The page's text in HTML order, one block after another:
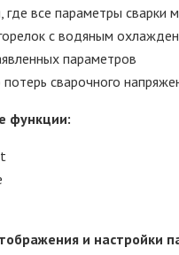
где все параметры
с водяным
параметров
сварочного
функции:
и настройки